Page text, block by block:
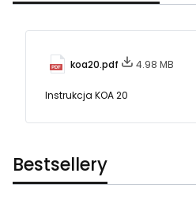
koa20.pdf 4.98 MB
Instrukcja KOA 20
Bestsellery